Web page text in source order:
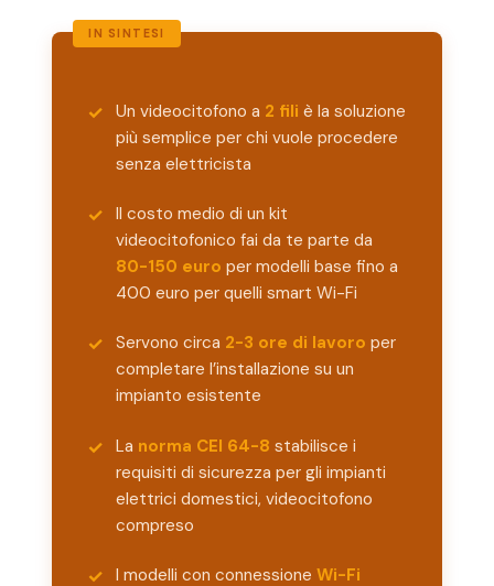
Un videocitofono a 2 fili è la soluzione
più semplice per chi vuole procedere
senza elettricista
Il costo medio di un kit
videocitofonico fai da te parte da
80-150 euro per modelli base fino a
400 euro per quelli smart Wi-Fi
Servono circa 2-3 ore di lavoro per
completare l’installazione su un
impianto esistente
La norma CEI 64-8 stabilisce i
requisiti di sicurezza per gli impianti
elettrici domestici, videocitofono
compreso
I modelli con connessione Wi-Fi